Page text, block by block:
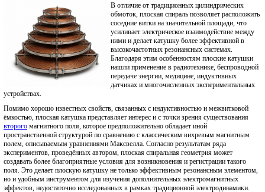
В отличие от традиционных цилиндрических
обмоток, плоская спираль позволяет расположить
соседние витки на значительной площади, что
усиливает электрическое взаимодействие между
ними и делает катушку более эффективной в
высокочастотных резонансных системах.
Благодаря этим особенностям плоские катушки
нашли применение в радиотехнике, беспроводной
передаче энергии, медицине, индуктивных
датчиках и многочисленных экспериментальных
устройствах.
Помимо хорошо известных свойств, связанных с индуктивностью и межвитковой
ёмкостью, плоская катушка представляет интерес и с точки зрения существования
второго магнитного поля, которое предположительно обладает иной
пространственной структурой по сравнению с классическим вихревым магнитным
полем, описываемым уравнениями Максвелла. Согласно результатам ряда
экспериментов, проведённых автором, плоская спиральная геометрия может
создавать более благоприятные условия для возникновения и регистрации такого
поля. Это делает плоскую катушку не только эффективным резонансным элементом,
но и удобным инструментом для изучения дополнительных электромагнитных
эффектов, недостаточно исследованных в рамках традиционной электродинамики.